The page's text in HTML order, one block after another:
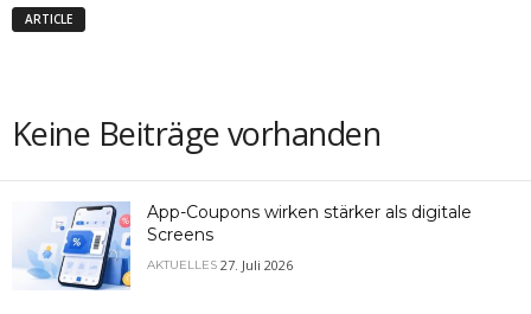
ARTICLE
Keine Beiträge vorhanden
App-Coupons wirken stärker als digitale
Screens
AKTUELLES 27. Juli 2026